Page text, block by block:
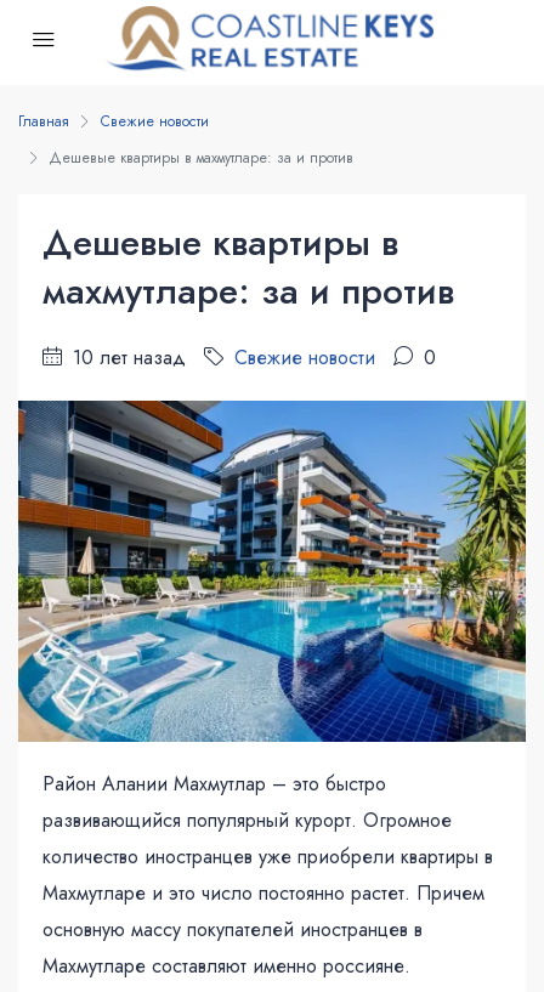
Главная
Свежие новости
Дешевые квартиры в махмутларе: за и против
Дешевые квартиры в
махмутларе: за и против
10 лет назад Свежие новости 0
Район Алании Махмутлар – это быстро
развивающийся популярный курорт. Огромное
количество иностранцев уже приобрели квартиры в
Махмутларе и это число постоянно растет. Причем
основную массу покупателей иностранцев в
Махмутларе составляют именно россияне.